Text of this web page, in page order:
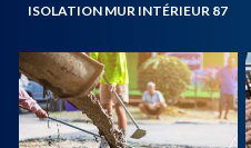
ISOLATION MUR INTÉRIEUR 87